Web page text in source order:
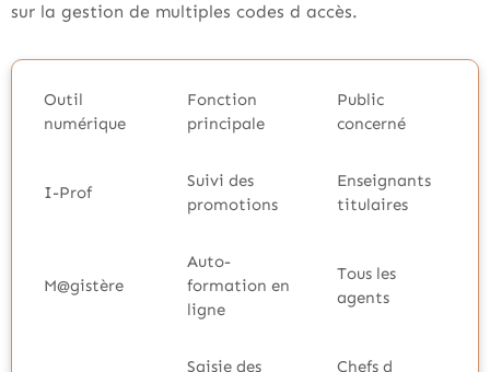
sur la gestion de multiples codes d accès.
Outil
numérique
Fonction
principale
Public
concerné
I-Prof
Suivi des
promotions
Enseignants
titulaires
M@gistère
Auto-
formation en
ligne
Tous les
agents
Saisie des Chefs d